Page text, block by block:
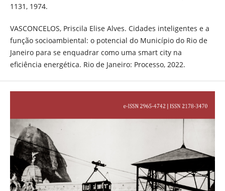
1131, 1974.
VASCONCELOS, Priscila Elise Alves. Cidades inteligentes e a
função socioambiental: o potencial do Município do Rio de
Janeiro para se enquadrar como uma smart city na
eficiência energética. Rio de Janeiro: Processo, 2022.